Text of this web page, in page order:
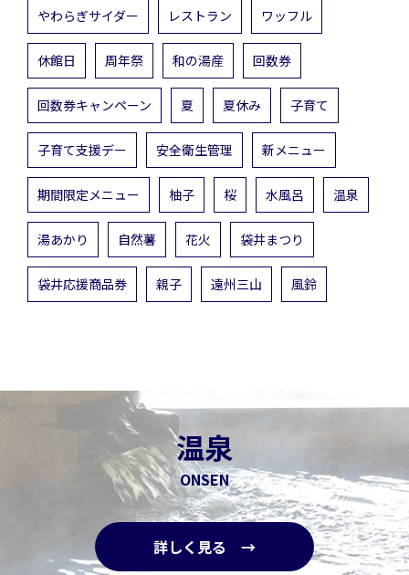
やわらぎサイダー レストラン ワッフル
休館日 周年祭 和の湯産 回数券
回数券キャンペーン 夏 夏休み 子育て
子育て支援デー 安全衛生管理 新メニュー
期間限定メニュー 柚子 桜 水風呂 温泉
湯あかり 自然薯 花火 袋井まつり
袋井応援商品券 親子 遠州三山 風鈴
温泉
ONSEN
詳しく見る →